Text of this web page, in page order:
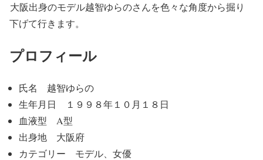
大阪出身のモデル越智ゆらのさんを色々な角度から掘り
下げて行きます。
プロフィール
氏名 越智ゆらの
生年月日 １９９８年１０月１８日
血液型 A型
出身地 大阪府
カテゴリー モデル、女優